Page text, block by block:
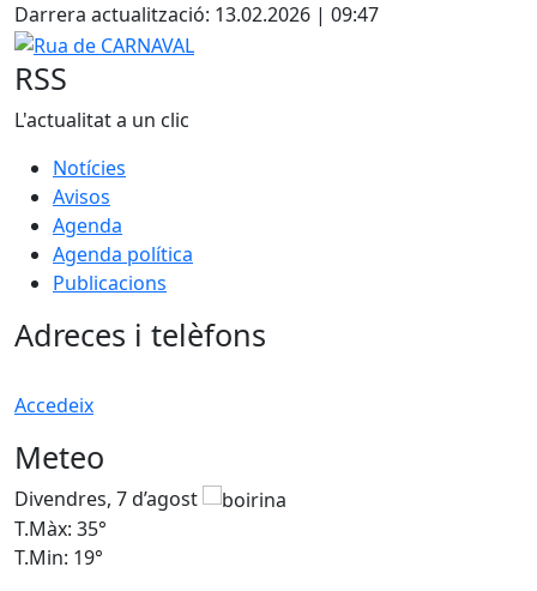
Darrera actualització: 13.02.2026 | 09:47
Rua de CARNAVAL
RSS
L'actualitat a un clic
Notícies
Avisos
Agenda
Agenda política
Publicacions
Adreces i telèfons
Accedeix
Meteo
Divendres, 7 d’agost
T.Màx: 35°
T.Min: 19°